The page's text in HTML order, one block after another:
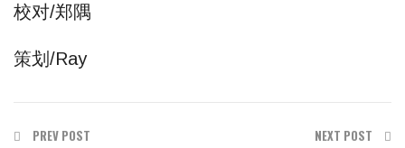
校对/郑隅
策划/Ray
PREV POST NEXT POST